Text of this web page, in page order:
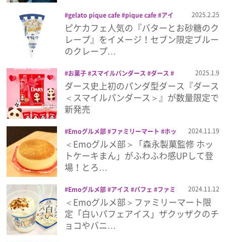
Emoメン
ランキング
Emo!miuとは？
免責事項
プライバシーポリシー
利用規約
お問い合わせ
gelato pique cafe pique cafe
アイ
ス コンビニ ザ・クレープ ザ・クレー
プ pique cafe
ジェラート ピケ
スイー
ツ
セブン セブン-イレブン 森永製菓
2025.2.25
ピケカフェ人気の『バターとお砂糖のク
レープ』をイメージ！セブン限定ブルー
のクレープ…
お菓子 スマイルパンダース
ダース
チョコレート
森永製菓
2025.1.9
ダース史上初のパンダ型ダース『ダース
＜スマイルパンダース＞』が数量限定で
新発売
Emoグルメ部 ファミリーマート
ホッ
トケーキ 森永製菓
2024.11.19
＜Emoグルメ部＞「森永製菓監修 ホッ
トケーキまん」がふわふわ感UPして登
場！とろ…
Emoグルメ部 アイス パフェ
ファミ
リーマート
森永製菓
2024.11.12
＜Emoグルメ部＞ファミリーマート限
定「白いパフェアイス」ザクッザクのチ
ョコやバニ…